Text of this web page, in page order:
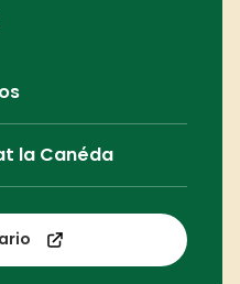
la Canéda